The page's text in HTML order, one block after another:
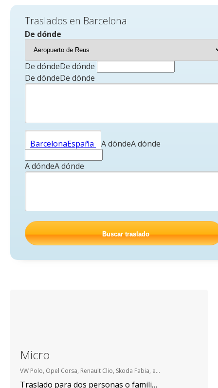
Traslados en Barcelona
De dónde
De dóndeDe dónde
De dóndeDe dónde
A dónde
BarcelonaEspaña A dóndeA dónde
A dóndeA dónde
Buscar traslado
Micro
VW Polo, Opel Corsa, Renault Clio, Skoda Fabia, etc.
Traslado para dos personas o familias con niño.